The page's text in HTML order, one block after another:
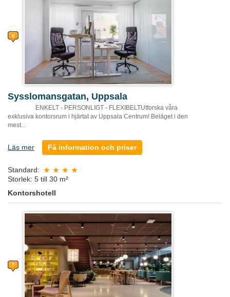
Sysslomansgatan, Uppsala
ENKELT - PERSONLIGT - FLEXIBELTUtforska våra
exklusiva kontorsrum i hjärtat av Uppsala Centrum! Beläget i den
mest...
Läs mer Få information och priser
Standard:
Storlek: 5 till 30 m²
Kontorshotell